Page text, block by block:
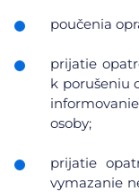
poučenia
prijatie
k porušeniu
osoby;
prijatie
vymazanie